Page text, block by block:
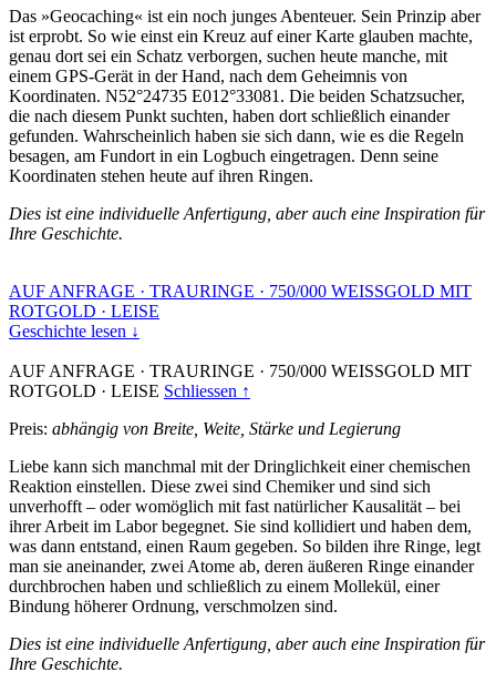
Das »Geocaching« ist ein noch junges Abenteuer. Sein Prinzip aber
ist erprobt. So wie einst ein Kreuz auf einer Karte glauben machte,
genau dort sei ein Schatz verborgen, suchen heute manche, mit
einem GPS-Gerät in der Hand, nach dem Geheimnis von
Koordinaten. N52°24735 E012°33081. Die beiden Schatzsucher,
die nach diesem Punkt suchten, haben dort schließlich einander
gefunden. Wahrscheinlich haben sie sich dann, wie es die Regeln
besagen, am Fundort in ein Logbuch eingetragen. Denn seine
Koordinaten stehen heute auf ihren Ringen.
Dies ist eine individuelle Anfertigung, aber auch eine Inspiration für
Ihre Geschichte.
AUF ANFRAGE · TRAURINGE · 750/000 WEISSGOLD MIT
ROTGOLD · LEISE
Geschichte lesen ↓
AUF ANFRAGE · TRAURINGE · 750/000 WEISSGOLD MIT
ROTGOLD · LEISE Schliessen ↑
Preis: abhängig von Breite, Weite, Stärke und Legierung
Liebe kann sich manchmal mit der Dringlichkeit einer chemischen
Reaktion einstellen. Diese zwei sind Chemiker und sind sich
unverhofft – oder womöglich mit fast natürlicher Kausalität – bei
ihrer Arbeit im Labor begegnet. Sie sind kollidiert und haben dem,
was dann entstand, einen Raum gegeben. So bilden ihre Ringe, legt
man sie aneinander, zwei Atome ab, deren äußeren Ringe einander
durchbrochen haben und schließlich zu einem Mollekül, einer
Bindung höherer Ordnung, verschmolzen sind.
Dies ist eine individuelle Anfertigung, aber auch eine Inspiration für
Ihre Geschichte.